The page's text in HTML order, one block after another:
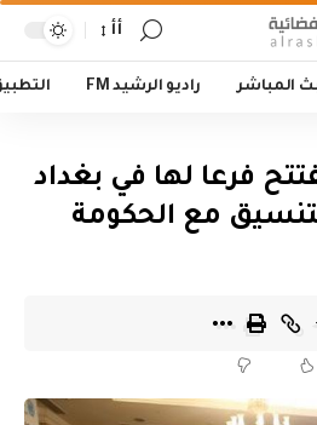
أأ
المباشر راديو الرشيد FM
فرعا لها في بغداد
مع الحكومة